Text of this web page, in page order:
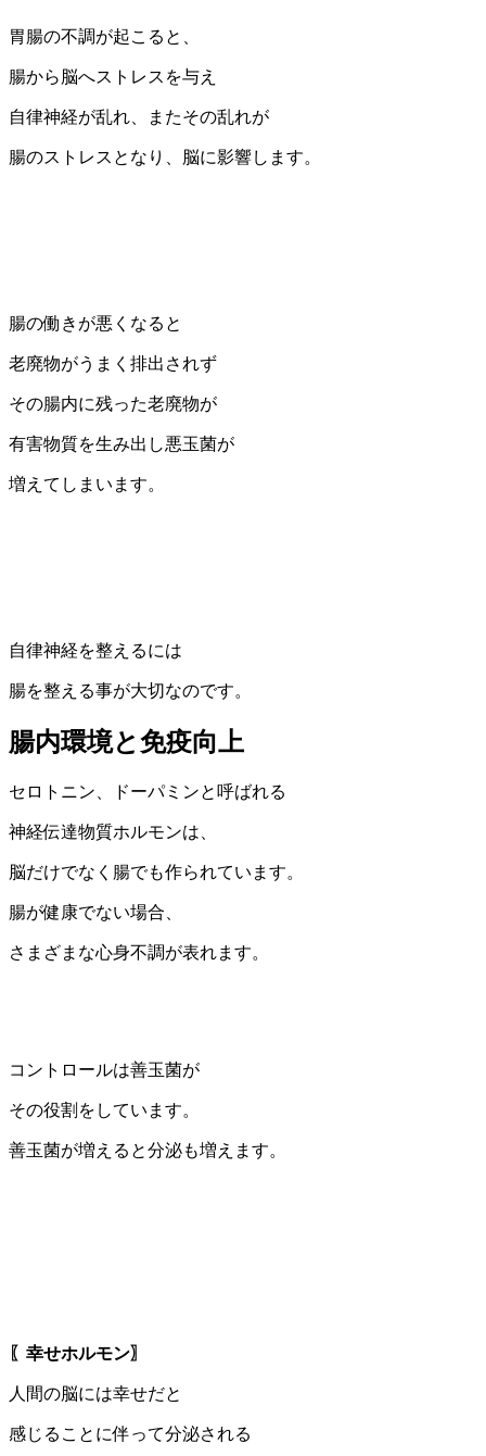
胃腸の不調が起こると、
腸から脳へストレスを与え
自律神経が乱れ、またその乱れが
腸のストレスとなり、脳に影響します。
腸の働きが悪くなると
老廃物がうまく排出されず
その腸内に残った老廃物が
有害物質を生み出し悪玉菌が
増えてしまいます。
自律神経を整えるには
腸を整える事が大切なのです。
腸内環境と免疫向上
セロトニン、ドーパミンと呼ばれる
神経伝達物質ホルモンは、
脳だけでなく腸でも作られています。
腸が健康でない場合、
さまざまな心身不調が表れます。
コントロールは善玉菌が
その役割をしています。
善玉菌が増えると分泌も増えます。
〖幸せホルモン〗
人間の脳には幸せだと
感じることに伴って分泌される